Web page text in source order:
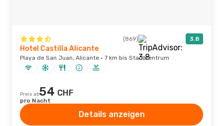
(869) 3.8
Hotel Castilla Alicante
Playa de San Juan, Alicante · 7 km bis Stadtzentrum
Preis ab54 CHF
pro Nacht
Details anzeigen